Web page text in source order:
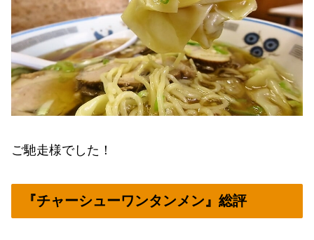
ご馳走様でした！
『チャーシューワンタンメン』総評